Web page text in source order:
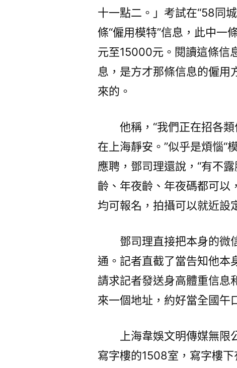
十一點二。」考試在“58同
條“僱用模特”信息，此中一
元至15000元。閱讀這條信
息，是方才那條信息的僱用
來的。
他稱，“我們正在招各
在上海靜安。”似乎是煩惱“
應聘，鄧司理還說，“有不
齡、年夜齡、年夜碼都可以
均可報名，拍攝可以就近設
鄧司理直接把本身的微
通。記者直截了當告知他本
請求記者發送身高體重信息
來一個地址，約好當全國午
上海韋娛文明傳媒無
寫字樓的1508室，寫字樓